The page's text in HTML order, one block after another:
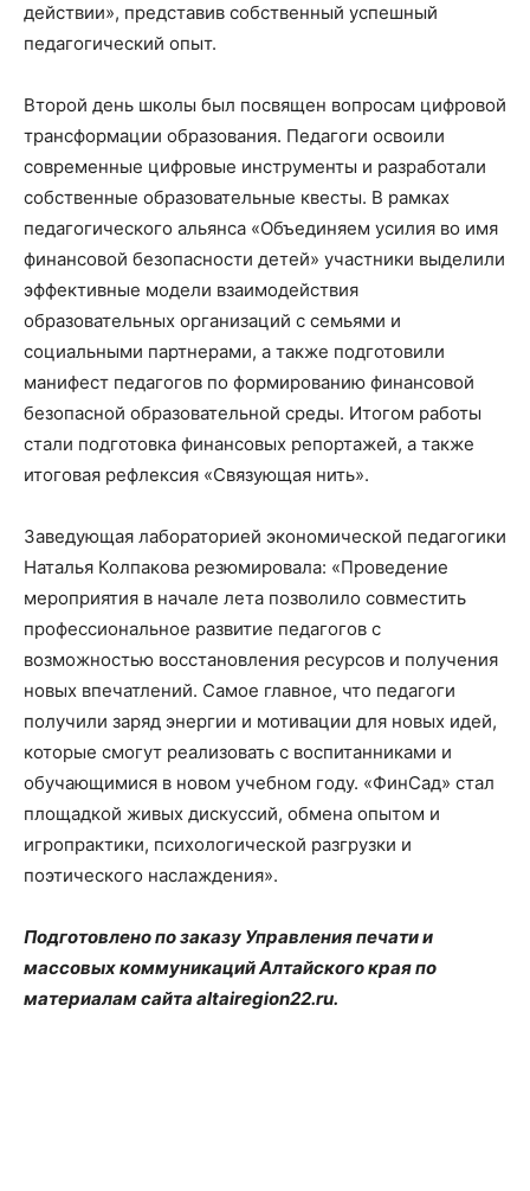
действии», представив собственный успешный
педагогический опыт.
Второй день школы был посвящен вопросам цифровой
трансформации образования. Педагоги освоили
современные цифровые инструменты и разработали
собственные образовательные квесты. В рамках
педагогического альянса «Объединяем усилия во имя
финансовой безопасности детей» участники выделили
эффективные модели взаимодействия
образовательных организаций с семьями и
социальными партнерами, а также подготовили
манифест педагогов по формированию финансовой
безопасной образовательной среды. Итогом работы
стали подготовка финансовых репортажей, а также
итоговая рефлексия «Связующая нить».
Заведующая лабораторией экономической педагогики
Наталья Колпакова резюмировала: «Проведение
мероприятия в начале лета позволило совместить
профессиональное развитие педагогов с
возможностью восстановления ресурсов и получения
новых впечатлений. Самое главное, что педагоги
получили заряд энергии и мотивации для новых идей,
которые смогут реализовать с воспитанниками и
обучающимися в новом учебном году. «ФинСад» стал
площадкой живых дискуссий, обмена опытом и
игропрактики, психологической разгрузки и
поэтического наслаждения».
Подготовлено по заказу Управления печати и
массовых коммуникаций Алтайского края по
материалам сайта altairegion22.ru.